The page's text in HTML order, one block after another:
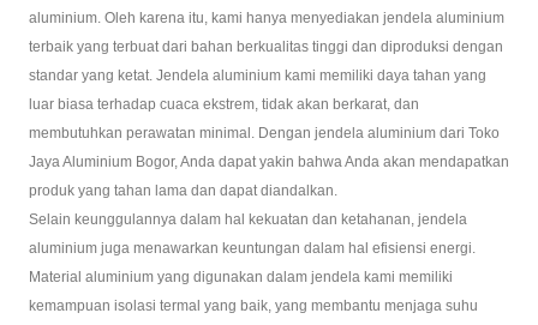
aluminium. Oleh karena itu, kami hanya menyediakan jendela aluminium
terbaik yang terbuat dari bahan berkualitas tinggi dan diproduksi dengan
standar yang ketat. Jendela aluminium kami memiliki daya tahan yang
luar biasa terhadap cuaca ekstrem, tidak akan berkarat, dan
membutuhkan perawatan minimal. Dengan jendela aluminium dari Toko
Jaya Aluminium Bogor, Anda dapat yakin bahwa Anda akan mendapatkan
produk yang tahan lama dan dapat diandalkan.
Selain keunggulannya dalam hal kekuatan dan ketahanan, jendela
aluminium juga menawarkan keuntungan dalam hal efisiensi energi.
Material aluminium yang digunakan dalam jendela kami memiliki
kemampuan isolasi termal yang baik, yang membantu menjaga suhu